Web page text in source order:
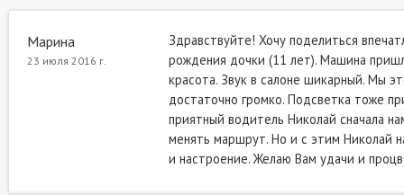
Марина
23 июля 2016 г.
Здравствуйте! Хочу поделиться
рождения дочки (11 лет). Машина
красота. Звук в салоне шикарный. Мы
достаточно громко. Подсветка тоже
приятный водитель Николай сначала
менять маршрут. Но и с этим Николай
и настроение. Желаю Вам удачи и